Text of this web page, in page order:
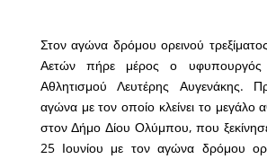
Στον αγώνα δρόμου ορεινού
Αετών πήρε μέρος ο υφυπουργός
Αθλητισμού Λευτέρης Αυγενάκης.
αγώνα με τον οποίο κλείνει το μεγάλο
στον Δήμο Δίου Ολύμπου, που
25 Ιουνίου με τον αγώνα δρόμου